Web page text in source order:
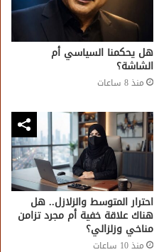
هل يحكمنا السياسي أم
الشاشة؟
منذ 8 ساعات
احترار المتوسط والزلازل.. هل
هناك علاقة خفية أم مجرد تزامن
مناخي وزلزالي؟
منذ 10 ساعات